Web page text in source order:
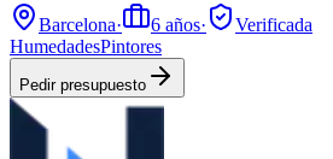
Barcelona· 6 años·
Verificada
HumedadesPintores
Pedir presupuesto